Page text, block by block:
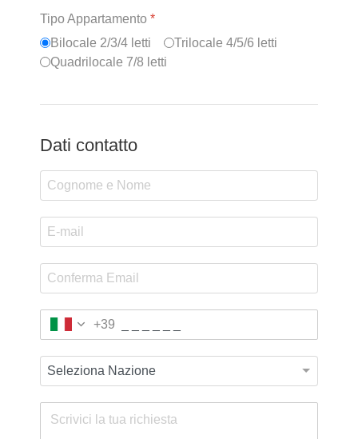
Tipo Appartamento *
Bilocale 2/3/4 letti
Trilocale 4/5/6 letti
Quadrilocale 7/8 letti
Dati contatto
+39